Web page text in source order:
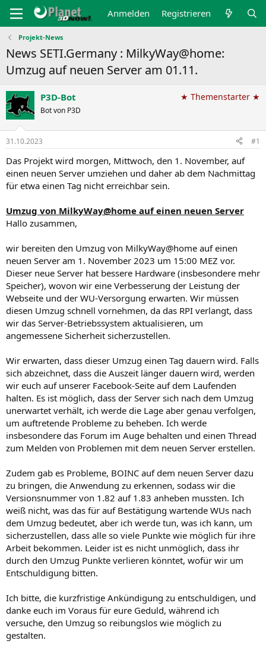
Anmelden Registrieren
Projekt-News
News SETI.Germany : MilkyWay@home:
Umzug auf neuen Server am 01.11.
P3D-Bot
Bot von P3D
★ Themenstarter ★
31.10.2023 #1
Das Projekt wird morgen, Mittwoch, den 1. November, auf
einen neuen Server umziehen und daher ab dem Nachmittag
für etwa einen Tag nicht erreichbar sein.
Umzug von MilkyWay@home auf einen neuen Server
Hallo zusammen,
wir bereiten den Umzug von MilkyWay@home auf einen
neuen Server am 1. November 2023 um 15:00 MEZ vor.
Dieser neue Server hat bessere Hardware (insbesondere mehr
Speicher), wovon wir eine Verbesserung der Leistung der
Webseite und der WU-Versorgung erwarten. Wir müssen
diesen Umzug schnell vornehmen, da das RPI verlangt, dass
wir das Server-Betriebssystem aktualisieren, um
angemessene Sicherheit sicherzustellen.
Wir erwarten, dass dieser Umzug einen Tag dauern wird. Falls
sich abzeichnet, dass die Auszeit länger dauern wird, werden
wir euch auf unserer Facebook-Seite auf dem Laufenden
halten. Es ist möglich, dass der Server sich nach dem Umzug
unerwartet verhält, ich werde die Lage aber genau verfolgen,
um auftretende Probleme zu beheben. Ich werde
insbesondere das Forum im Auge behalten und einen Thread
zum Melden von Problemen mit dem neuen Server erstellen.
Zudem gab es Probleme, BOINC auf dem neuen Server dazu
zu bringen, die Anwendung zu erkennen, sodass wir die
Versionsnummer von 1.82 auf 1.83 anheben mussten. Ich
weiß nicht, was das für auf Bestätigung wartende WUs nach
dem Umzug bedeutet, aber ich werde tun, was ich kann, um
sicherzustellen, dass alle so viele Punkte wie möglich für ihre
Arbeit bekommen. Leider ist es nicht unmöglich, dass ihr
durch den Umzug Punkte verlieren könntet, wofür wir um
Entschuldigung bitten.
Ich bitte, die kurzfristige Ankündigung zu entschuldigen, und
danke euch im Voraus für eure Geduld, während ich
versuche, den Umzug so reibungslos wie möglich zu
gestalten.